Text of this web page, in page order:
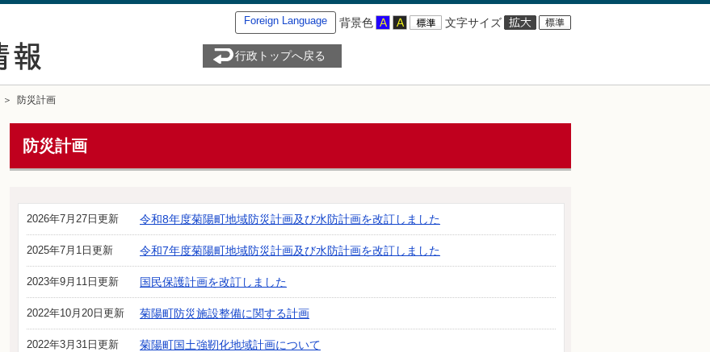
Foreign Language 背景色 文字サイズ
行政トップへ戻る
＞ 防災計画
防災計画
2026年7月27日更新 令和8年度菊陽町地域防災計画及び水防計画を改訂しました
2025年7月1日更新 令和7年度菊陽町地域防災計画及び水防計画を改訂しました
2023年9月11日更新 国民保護計画を改訂しました
2022年10月20日更新 菊陽町防災施設整備に関する計画
2022年3月31日更新 菊陽町国土強靭化地域計画について